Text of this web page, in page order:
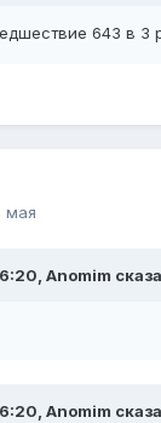
643 в 3
мая
Anomim
Anomim